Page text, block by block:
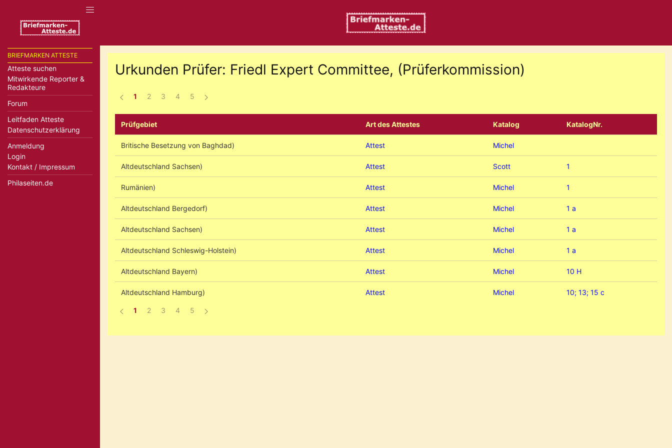
BRIEFMARKEN ATTESTE
Atteste suchen
Mitwirkende Reporter &
Redakteure
Forum
Leitfaden Atteste
Datenschutzerklärung
Anmeldung
Login
Kontakt / Impressum
Philaseiten.de
Urkunden Prüfer: Friedl Expert Committee, (Prüferkommission)
1 2 3 4 5
Prüfgebiet Art des Attestes Katalog KatalogNr.
Britische Besetzung von Baghdad) Attest Michel
Altdeutschland Sachsen) Attest Scott 1
Rumänien) Attest Michel 1
Altdeutschland Bergedorf) Attest Michel 1 a
Altdeutschland Sachsen) Attest Michel 1 a
Altdeutschland Schleswig-Holstein) Attest Michel 1 a
Altdeutschland Bayern) Attest Michel 10 H
Altdeutschland Hamburg) Attest Michel 10; 13; 15 c
1 2 3 4 5